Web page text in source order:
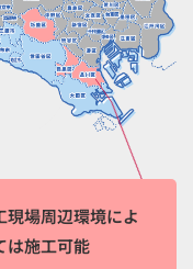
現場周辺環境によ
は施工可能